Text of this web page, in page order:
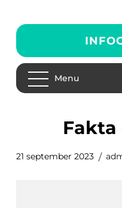
Menu
21 september 2023